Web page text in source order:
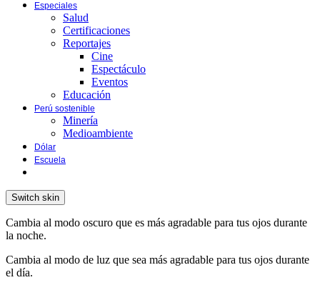
Especiales
Salud
Certificaciones
Reportajes
Cine
Espectáculo
Eventos
Educación
Perú sostenible
Minería
Medioambiente
Dólar
Escuela
Switch skin
Cambia al modo oscuro que es más agradable para tus ojos durante
la noche.
Cambia al modo de luz que sea más agradable para tus ojos durante
el día.